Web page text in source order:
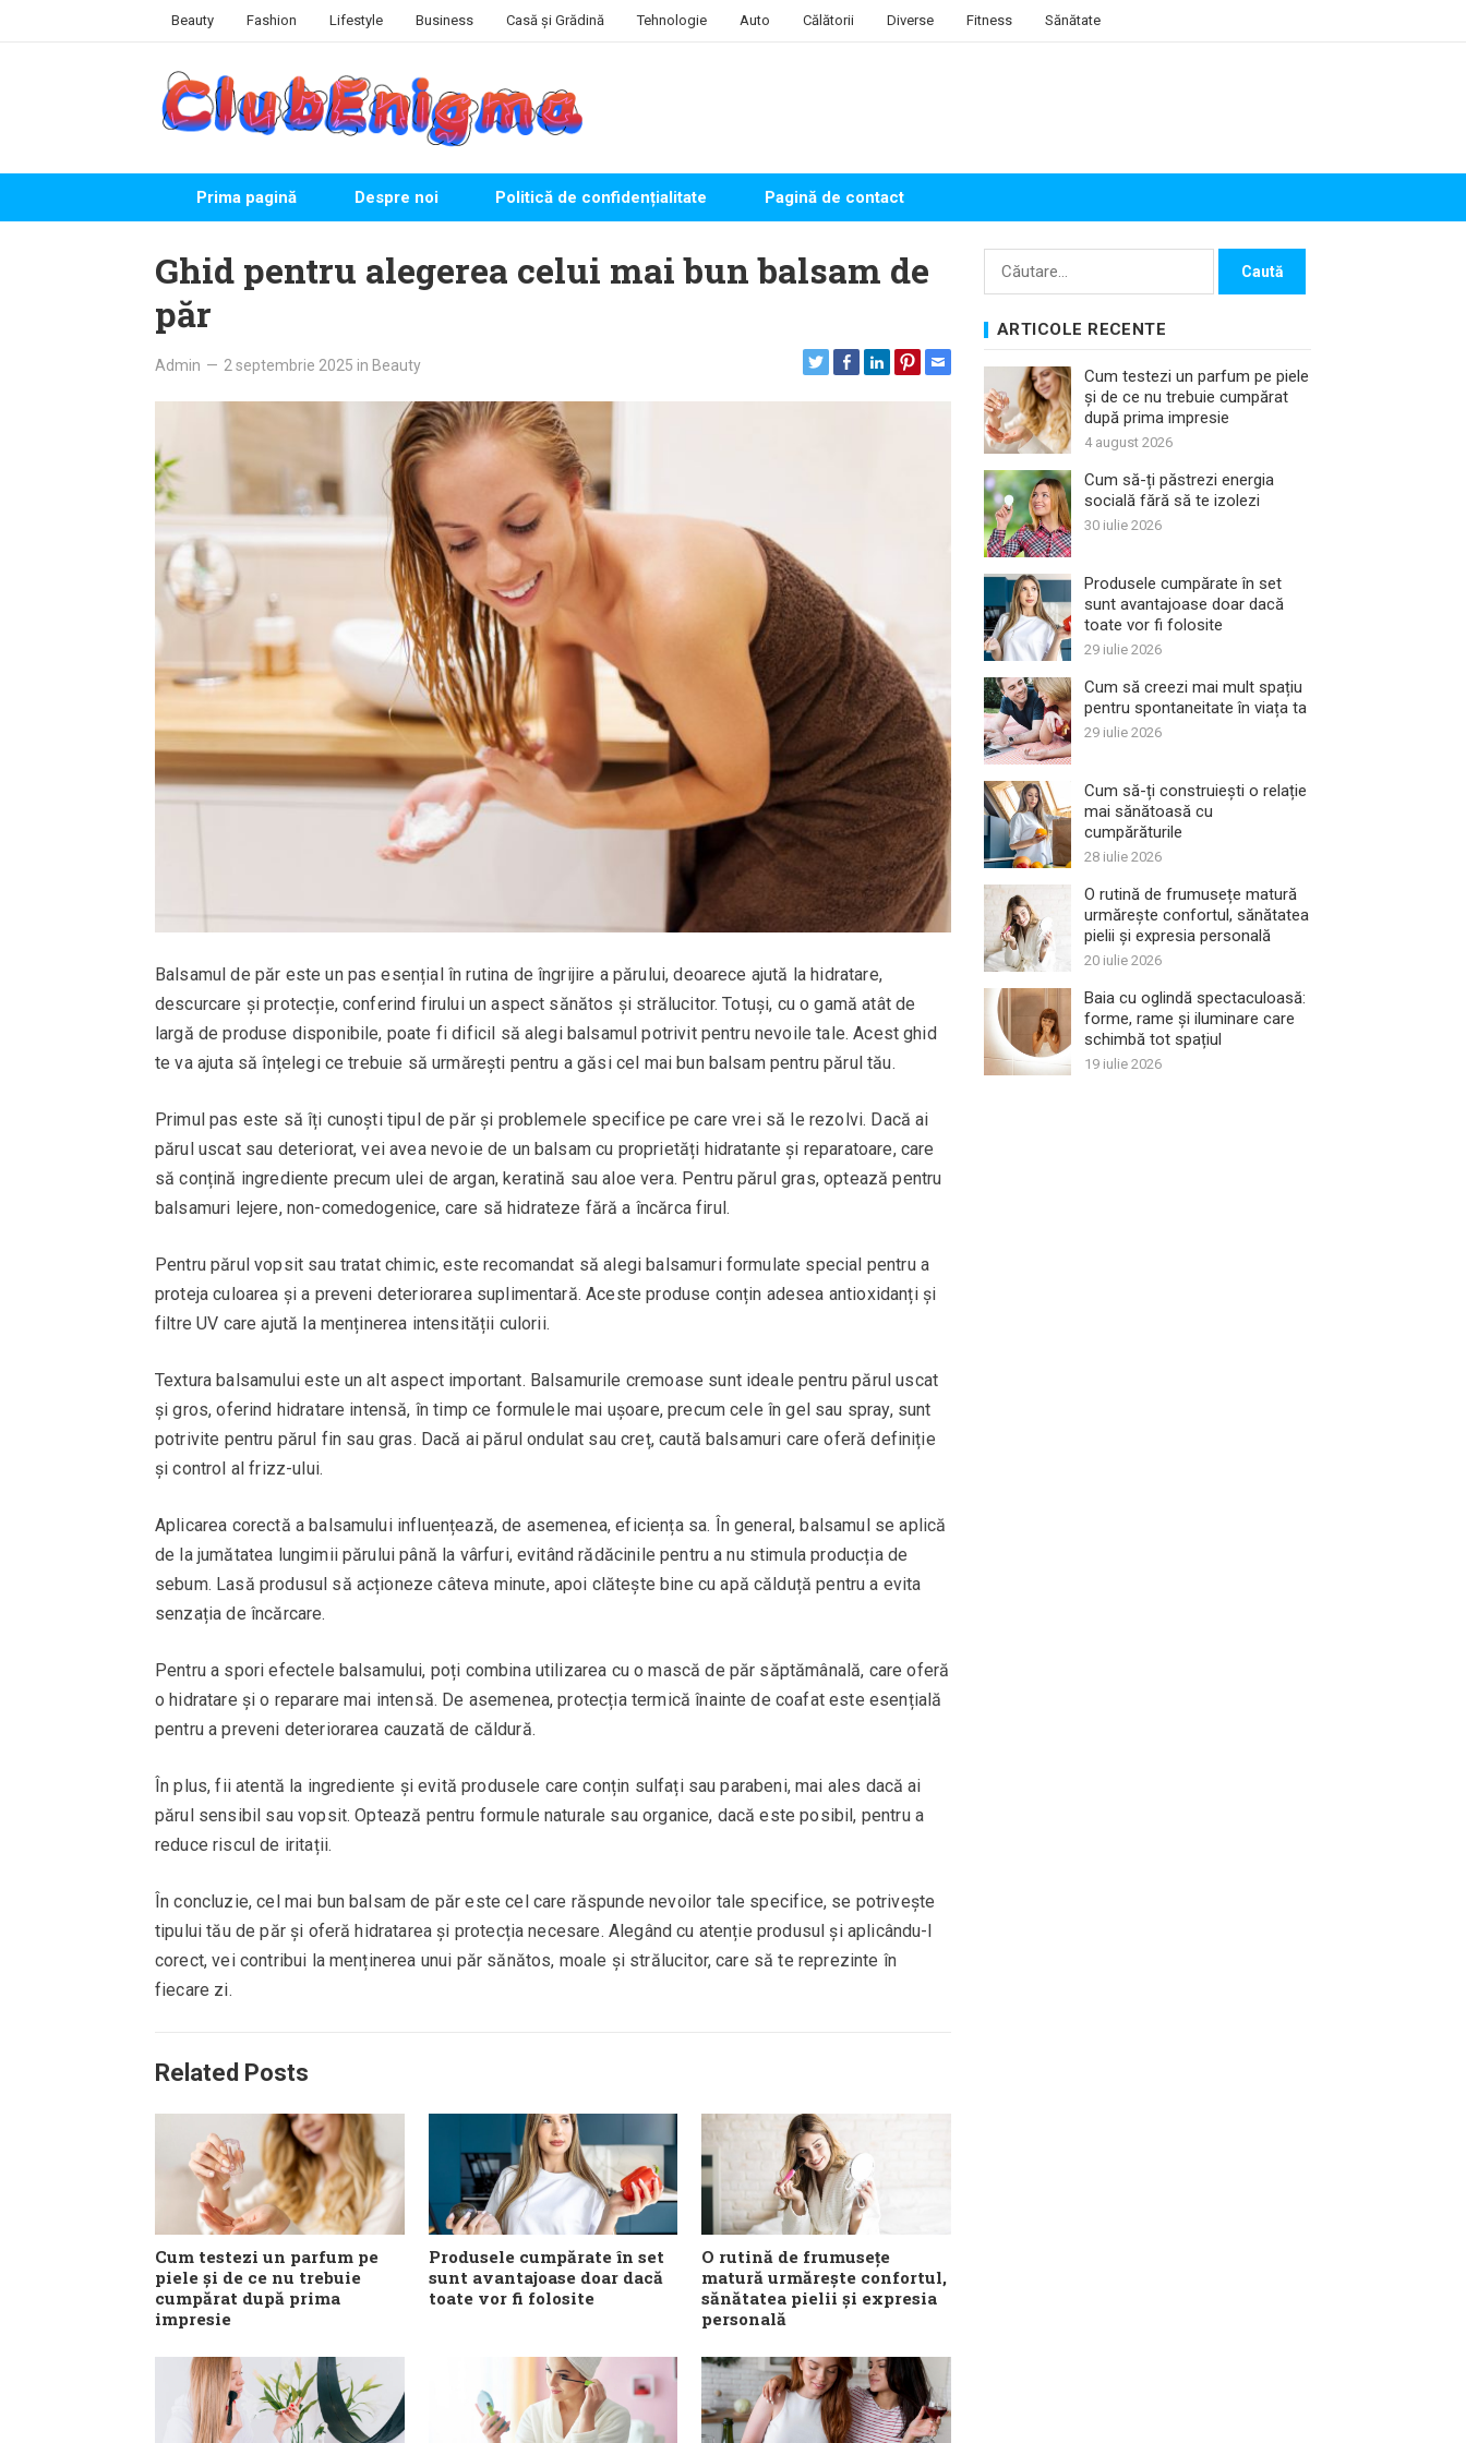
Beauty Fashion Lifestyle Business Casă și Grădină Tehnologie Auto Călătorii Diverse Fitness Sănătate
Prima pagină Despre noi Politică de confidențialitate Pagină de contact
Ghid pentru alegerea celui mai bun balsam de
păr
Admin — 2 septembrie 2025 in Beauty
Balsamul de păr este un pas esențial în rutina de îngrijire a părului, deoarece ajută la hidratare,
descurcare și protecție, conferind firului un aspect sănătos și strălucitor. Totuși, cu o gamă atât de
largă de produse disponibile, poate fi dificil să alegi balsamul potrivit pentru nevoile tale. Acest ghid
te va ajuta să înțelegi ce trebuie să urmărești pentru a găsi cel mai bun balsam pentru părul tău.
Primul pas este să îți cunoști tipul de păr și problemele specifice pe care vrei să le rezolvi. Dacă ai
părul uscat sau deteriorat, vei avea nevoie de un balsam cu proprietăți hidratante și reparatoare, care
să conțină ingrediente precum ulei de argan, keratină sau aloe vera. Pentru părul gras, optează pentru
balsamuri lejere, non-comedogenice, care să hidrateze fără a încărca firul.
Pentru părul vopsit sau tratat chimic, este recomandat să alegi balsamuri formulate special pentru a
proteja culoarea și a preveni deteriorarea suplimentară. Aceste produse conțin adesea antioxidanți și
filtre UV care ajută la menținerea intensității culorii.
Textura balsamului este un alt aspect important. Balsamurile cremoase sunt ideale pentru părul uscat
și gros, oferind hidratare intensă, în timp ce formulele mai ușoare, precum cele în gel sau spray, sunt
potrivite pentru părul fin sau gras. Dacă ai părul ondulat sau creț, caută balsamuri care oferă definiție
și control al frizz-ului.
Aplicarea corectă a balsamului influențează, de asemenea, eficiența sa. În general, balsamul se aplică
de la jumătatea lungimii părului până la vârfuri, evitând rădăcinile pentru a nu stimula producția de
sebum. Lasă produsul să acționeze câteva minute, apoi clătește bine cu apă călduță pentru a evita
senzația de încărcare.
Pentru a spori efectele balsamului, poți combina utilizarea cu o mască de păr săptămânală, care oferă
o hidratare și o reparare mai intensă. De asemenea, protecția termică înainte de coafat este esențială
pentru a preveni deteriorarea cauzată de căldură.
În plus, fii atentă la ingrediente și evită produsele care conțin sulfați sau parabeni, mai ales dacă ai
părul sensibil sau vopsit. Optează pentru formule naturale sau organice, dacă este posibil, pentru a
reduce riscul de iritații.
În concluzie, cel mai bun balsam de păr este cel care răspunde nevoilor tale specifice, se potrivește
tipului tău de păr și oferă hidratarea și protecția necesare. Alegând cu atenție produsul și aplicându-l
corect, vei contribui la menținerea unui păr sănătos, moale și strălucitor, care să te reprezinte în
fiecare zi.
Related Posts
Cum testezi un parfum pe
piele și de ce nu trebuie
cumpărat după prima
impresie
Produsele cumpărate în set
sunt avantajoase doar dacă
toate vor fi folosite
O rutină de frumusețe
matură urmărește confortul,
sănătatea pielii și expresia
personală
Caută
ARTICOLE RECENTE
Cum testezi un parfum pe piele
și de ce nu trebuie cumpărat
după prima impresie
4 august 2026
Cum să-ți păstrezi energia
socială fără să te izolezi
30 iulie 2026
Produsele cumpărate în set
sunt avantajoase doar dacă
toate vor fi folosite
29 iulie 2026
Cum să creezi mai mult spațiu
pentru spontaneitate în viața ta
29 iulie 2026
Cum să-ți construiești o relație
mai sănătoasă cu
cumpărăturile
28 iulie 2026
O rutină de frumusețe matură
urmărește confortul, sănătatea
pielii și expresia personală
20 iulie 2026
Baia cu oglindă spectaculoasă:
forme, rame și iluminare care
schimbă tot spațiul
19 iulie 2026